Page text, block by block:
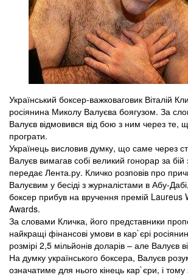
Український боксер-важковаговик Віталій
росіянина Миколу Валуєва боягузом. За
Валуєв відмовився від бою з ним через те,
програти.
Українець висловив думку, що саме через
Валуєв вимагав собі великий гонорар за
передає Лента.ру. Кличко розповів про
Валуєвим у бесіді з журналістами в Абу-
боксер прибув на вручення премій Laureus
Awards.
За словами Кличка, його представники
найкращі фінансові умови в кар`єрі
розмірі 2,5 мільйонів доларів – але Валуєв
На думку українського боксера, Валуєв
означатиме для нього кінець кар`єри, і